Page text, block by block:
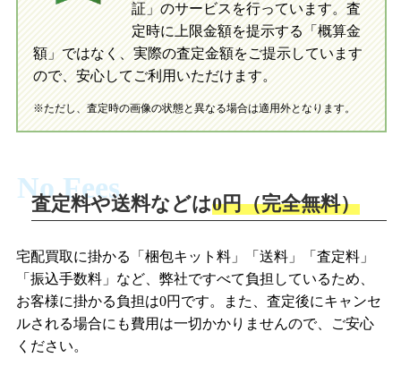
買取の流れ 写真の撮影方法
初めての方へ LINE査定の流れ 写真の撮影方法
証」のサービスを行っています。査
定時に上限金額を提示する「概算金
額」ではなく、実際の査定金額をご提示しています
ので、安心してご利用いただけます。
※ただし、査定時の画像の状態と異なる場合は適用外となります。
No Fees
査定料や送料などは0円（完全無料）
宅配買取に掛かる「梱包キット料」「送料」「査定料」
「振込手数料」など、弊社ですべて負担しているため、
お客様に掛かる負担は0円です。また、査定後にキャンセ
ルされる場合にも費用は一切かかりませんので、ご安心
ください。